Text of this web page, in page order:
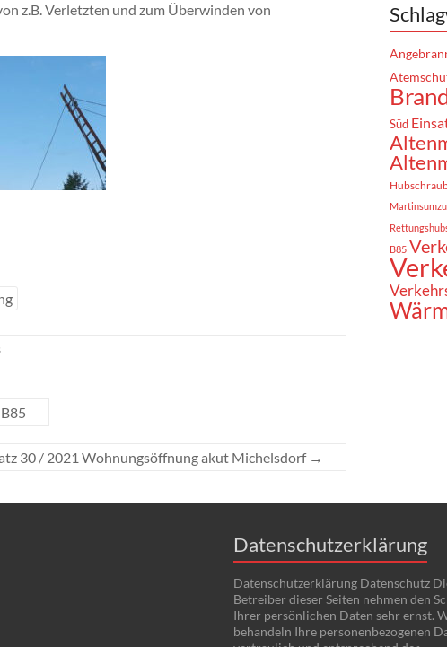
z.B. Verletzten und zum Überwinden von
30 / 2021 Wohnungsöffnung akut Michelsdorf →
Süd
B85
Datenschutzerklärung
Datenschutzerklärung Datenschutz
Betreiber dieser Seiten nehmen den
Ihrer persönlichen Daten sehr ernst.
behandeln Ihre personenbezogenen